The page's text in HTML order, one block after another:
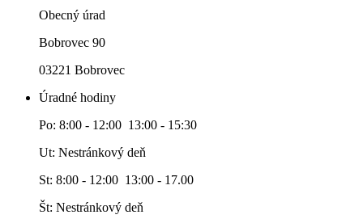
Obecný úrad
Bobrovec 90
03221 Bobrovec
Úradné hodiny
Po: 8:00 - 12:00 13:00 - 15:30
Ut: Nestránkový deň
St: 8:00 - 12:00 13:00 - 17.00
Št: Nestránkový deň